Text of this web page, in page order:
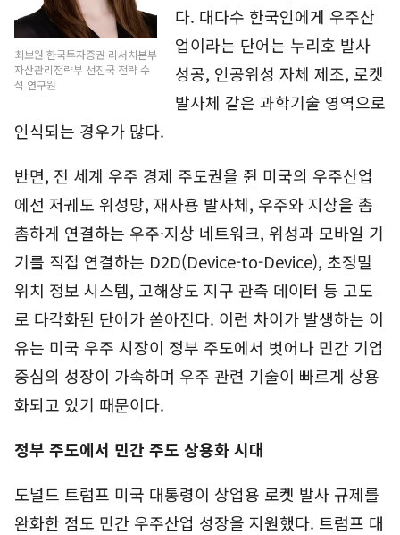
최보원 한국투자증권 리서치본부
자산관리전략부 선진국 전략 수
석 연구원
다. 대다수 한국인에게 우주산
업이라는 단어는 누리호 발사
성공, 인공위성 자체 제조, 로켓
발사체 같은 과학기술 영역으로
인식되는 경우가 많다.
반면, 전 세계 우주 경제 주도권을 쥔 미국의 우주산업
에선 저궤도 위성망, 재사용 발사체, 우주와 지상을 촘
촘하게 연결하는 우주·지상 네트워크, 위성과 모바일 기
기를 직접 연결하는 D2D(Device-to-Device), 초정밀
위치 정보 시스템, 고해상도 지구 관측 데이터 등 고도
로 다각화된 단어가 쏟아진다. 이런 차이가 발생하는 이
유는 미국 우주 시장이 정부 주도에서 벗어나 민간 기업
중심의 성장이 가속하며 우주 관련 기술이 빠르게 상용
화되고 있기 때문이다.
정부 주도에서 민간 주도 상용화 시대
도널드 트럼프 미국 대통령이 상업용 로켓 발사 규제를
완화한 점도 민간 우주산업 성장을 지원했다. 트럼프 대